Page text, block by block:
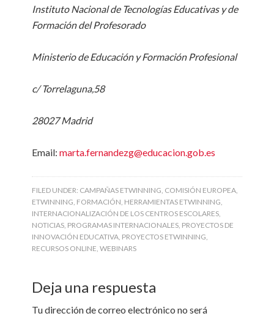
Instituto Nacional de Tecnologías Educativas y de
Formación del Profesorado
Ministerio de Educación y Formación Profesional
c/ Torrelaguna,58
28027 Madrid
Email:marta.fernandezg@educacion.gob.es
FILED UNDER: CAMPAÑAS ETWINNING, COMISIÓN EUROPEA,
ETWINNING, FORMACIÓN, HERRAMIENTAS ETWINNING,
INTERNACIONALIZACIÓN DE LOS CENTROS ESCOLARES,
NOTICIAS, PROGRAMAS INTERNACIONALES, PROYECTOS DE
INNOVACIÓN EDUCATIVA, PROYECTOS ETWINNING,
RECURSOS ONLINE,WEBINARS
Deja una respuesta
Tu dirección de correo electrónico no será